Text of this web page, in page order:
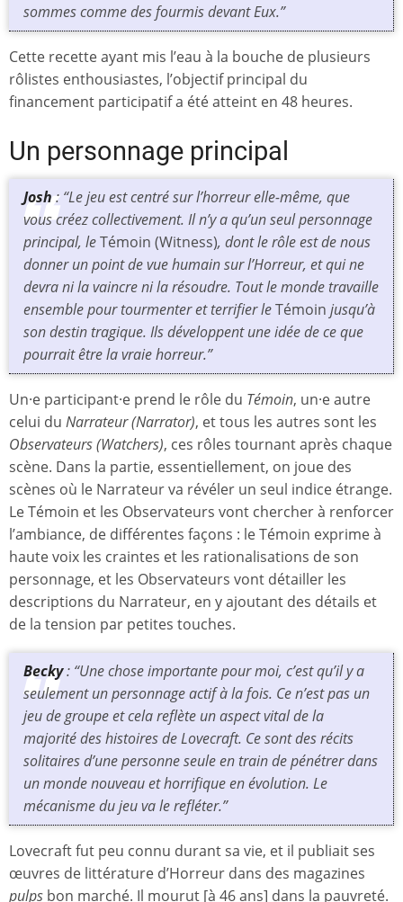
sommes comme des fourmis devant Eux.”
Cette recette ayant mis l’eau à la bouche de plusieurs
rôlistes enthousiastes, l’objectif principal du
financement participatif a été atteint en 48 heures.
Un personnage principal
Josh: “Le jeu est centré sur l’horreur elle-même, que
vous créez collectivement. Il n’y a qu’un seul personnage
principal, leTémoin (Witness), dont le rôle est de nous
donner un point de vue humain sur l’Horreur, et qui ne
devra ni la vaincre ni la résoudre. Tout le monde travaille
ensemble pour tourmenter et terrifier leTémoin jusqu’à
son destin tragique. Ils développent une idée de ce que
pourrait être la vraie horreur.”
Un·e participant·e prend le rôle du Témoin, un·e autre
celui du Narrateur (Narrator), et tous les autres sont les
Observateurs (Watchers), ces rôles tournant après chaque
scène. Dans la partie, essentiellement, on joue des
scènes où le Narrateur va révéler un seul indice étrange.
Le Témoin et les Observateurs vont chercher à renforcer
l’ambiance, de différentes façons : le Témoin exprime à
haute voix les craintes et les rationalisations de son
personnage, et les Observateurs vont détailler les
descriptions du Narrateur, en y ajoutant des détails et
de la tension par petites touches.
Becky: “Une chose importante pour moi, c’est qu’il y a
seulement un personnage actif à la fois. Ce n’est pas un
jeu de groupe et cela reflète un aspect vital de la
majorité des histoires de Lovecraft. Ce sont des récits
solitaires d’une personne seule en train de pénétrer dans
un monde nouveau et horrifique en évolution. Le
mécanisme du jeu va le refléter.”
Lovecraft fut peu connu durant sa vie, et il publiait ses
œuvres de littérature d’Horreur dans des magazines
pulps bon marché. Il mourut [à 46 ans] dans la pauvreté.